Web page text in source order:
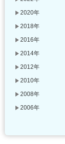
2020年
2018年
2016年
2014年
2012年
2010年
2008年
2006年